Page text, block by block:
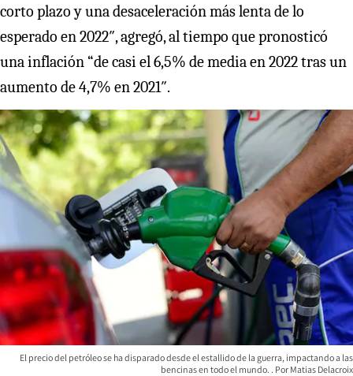
corto plazo y una desaceleración más lenta de lo
esperado en 2022″, agregó, al tiempo que pronosticó
una inflación “de casi el 6,5% de media en 2022 tras un
aumento de 4,7% en 2021″.
El precio del petróleo se ha disparado desde el estallido de la guerra, impactando a las
bencinas en todo el mundo.
Matias Delacroix